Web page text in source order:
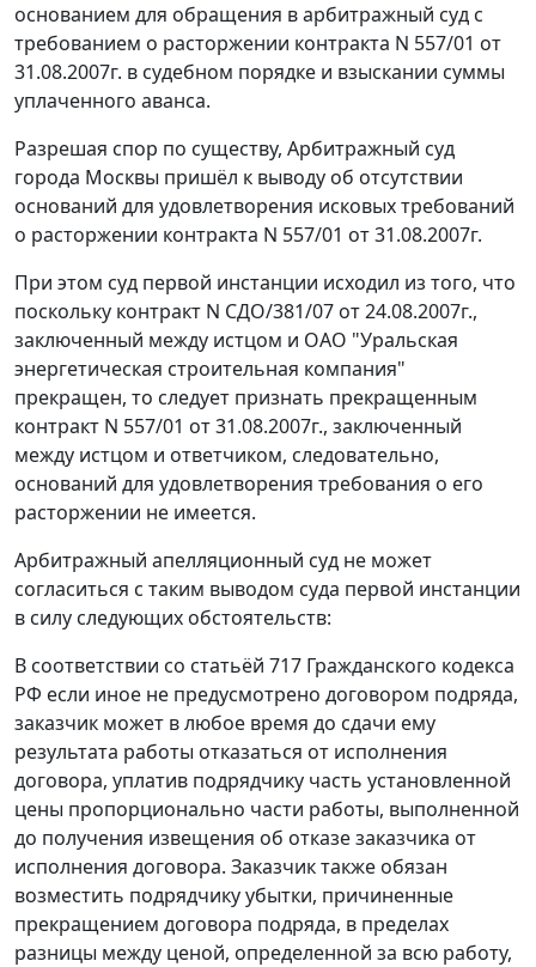
основанием для обращения в арбитражный суд с
требованием о расторжении контракта N 557/01 от
31.08.2007г. в судебном порядке и взыскании суммы
уплаченного аванса.
Разрешая спор по существу, Арбитражный суд
города Москвы пришёл к выводу об отсутствии
оснований для удовлетворения исковых требований
о расторжении контракта N 557/01 от 31.08.2007г.
При этом суд первой инстанции исходил из того, что
поскольку контракт N СДО/381/07 от 24.08.2007г.,
заключенный между истцом и ОАО "Уральская
энергетическая строительная компания"
прекращен, то следует признать прекращенным
контракт N 557/01 от 31.08.2007г., заключенный
между истцом и ответчиком, следовательно,
оснований для удовлетворения требования о его
расторжении не имеется.
Арбитражный апелляционный суд не может
согласиться с таким выводом суда первой инстанции
в силу следующих обстоятельств:
В соответствии со статьёй 717 Гражданского кодекса
РФ если иное не предусмотрено договором подряда,
заказчик может в любое время до сдачи ему
результата работы отказаться от исполнения
договора, уплатив подрядчику часть установленной
цены пропорционально части работы, выполненной
до получения извещения об отказе заказчика от
исполнения договора. Заказчик также обязан
возместить подрядчику убытки, причиненные
прекращением договора подряда, в пределах
разницы между ценой, определенной за всю работу,